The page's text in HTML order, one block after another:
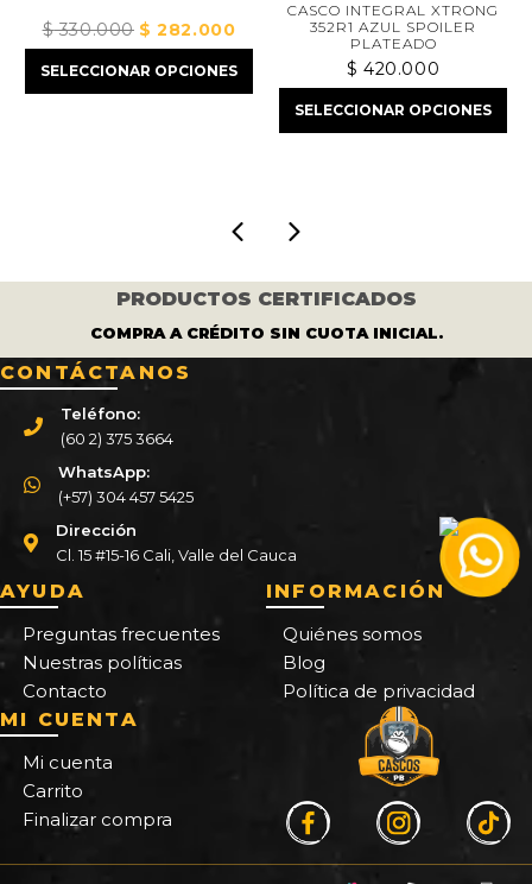
330.000El
precio
original
$282.000El
precio
actual
$ 282.000.
SELECCIONAR OPCIONES
CASCO INTEGRAL XTRONG
352R1 AZUL SPOILER
PLATEADO
420.000
SELECCIONAR OPCIONES
PRODUCTOS CERTIFICADOS
COMPRA A CRÉDITO SIN CUOTA INICIAL.
CONTÁCTANOS
Teléfono:
(60 2) 375 3664
WhatsApp:
(+57) 304 457 5425
Dirección
Cl. 15 #15-16 Cali, Valle del Cauca
AYUDA
Preguntas frecuentes
Nuestras políticas
Contacto
INFORMACIÓN
Quiénes somos
Blog
Política de privacidad
MI CUENTA
Mi cuenta
Carrito
Finalizar compra